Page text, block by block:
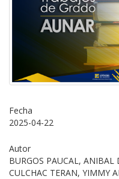
Fecha
2025-04-22
Autor
BURGOS PAUCAL, ANIBAL
CULCHAC TERAN, YIMMY